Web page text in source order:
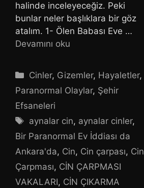
halinde inceleyeceğiz. Peki
bunlar neler başlıklara bir göz
atalım. 1- Ölen Babası Eve …
Devamını oku
Kategoriler
Cinler, Gizemler, Hayaletler,
Paranormal Olaylar, Şehir
Efsaneleri
Etiketler
aynalar cin, aynalar cinler,
Bir Paranormal Ev İddiası da
Ankara'da, Cin, Cin çarpası, Cin
Çarpması, CİN ÇARPMASI
VAKALARI, CİN ÇIKARMA